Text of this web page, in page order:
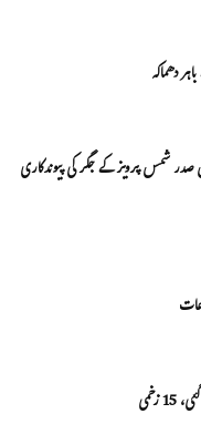
دھماکہ
صدر شمس پرویز کے جگر کی پیوندکاری